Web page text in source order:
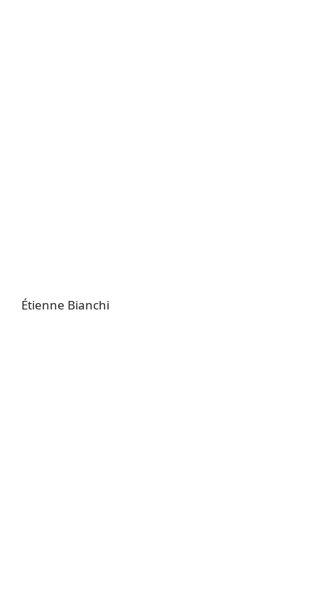
Étienne Bianchi